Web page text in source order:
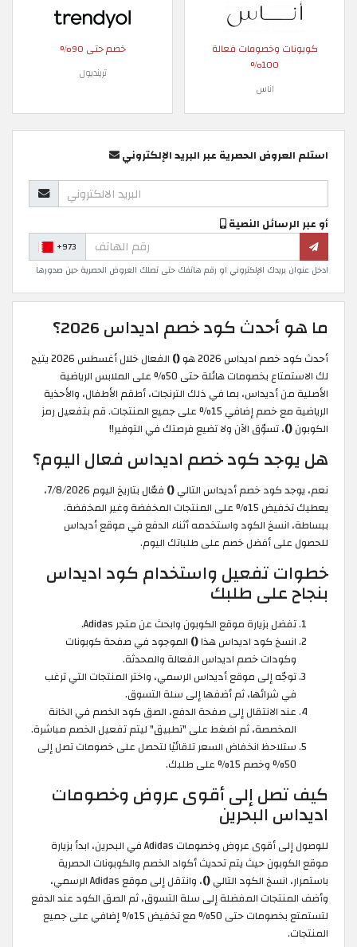
كوبونات وخصومات فعالة
100%
اناس
خصم حتى 90%
ترينديول
استلم العروض الحصرية عبر البريد الإلكتروني
أو عبر الرسائل النصية
+973
ادخل عنوان بريدك الإلكتروني او رقم هاتفك حتى تصلك العروض الحصرية حين صدورها
ما هو أحدث كود خصم اديداس 2026؟
أحدث كود خصم اديداس 2026 هو ()
الفعال خلال أغسطس 2026 يتيح
لك الاستمتاع بخصومات هائلة حتى 50% على الملابس الرياضية
الأصلية من أديداس، بما في ذلك الترنجات، أطقم الأطفال، والأحذية
الرياضية مع خصم إضافي 15% على جميع المنتجات. قم بتفعيل رمز
الكوبون()، تسوّق الآن ولا تضيع فرصتك في التوفير!!
هل يوجد كود خصم اديداس فعال اليوم؟
نعم، يوجد كود خصم أديداس التالي()
فعّال بتاريخ اليوم 7/8/2026،
يعطيك تخفيض 15% على المنتجات المخفضة وغير المخفضة.
ببساطة، انسخ الكود واستخدمه أثناء الدفع في موقع أديداس
للحصول على أفضل خصم على طلباتك اليوم.
خطوات تفعيل واستخدام كود اديداس
بنجاح على طلبك
تفضل بزيارة موقع الكوبون وابحث عن متجر Adidas.
انسخ كود اديداس هذا() الموجود في صفحة كوبونات
وكودات خصم اديداس الفعالة والمحدثة.
توجّه إلى موقع أديداس الرسمي، واختر المنتجات التي ترغب
في شرائها، ثم أضفها إلى سلة التسوق.
عند الانتقال إلى صفحة الدفع، الصق كود الخصم في الخانة
المخصصة، ثم اضغط على "تطبيق" ليتم تفعيل الخصم مباشرة.
ستلاحظ انخفاض السعر تلقائيًا لتحصل على خصومات تصل إلى
50% وخصم 15% على طلبك.
كيف تصل إلى أقوى عروض وخصومات
اديداس البحرين
للوصول إلى أقوى عروض وخصومات Adidas في البحرين، ابدأ بزيارة
موقع الكوبون حيث يتم تحديث أكواد الخصم والكوبونات الحصرية
باستمرار، انسخ الكود التالي()
، وانتقل إلى موقع Adidas الرسمي،
وأضف المنتجات المفضلة إلى سلة التسوق، ثم الصق الكود عند الدفع
لتستمتع بخصومات حتى 50% مع تخفيض 15% إضافي على جميع
المنتجات.